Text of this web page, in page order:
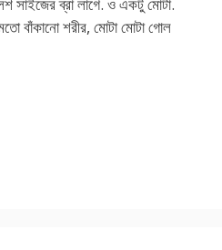
সাইজের ব্রা লাগে. ও একটু মোটা.
বাঁকানো শরীর, মোটা মোটা গোল